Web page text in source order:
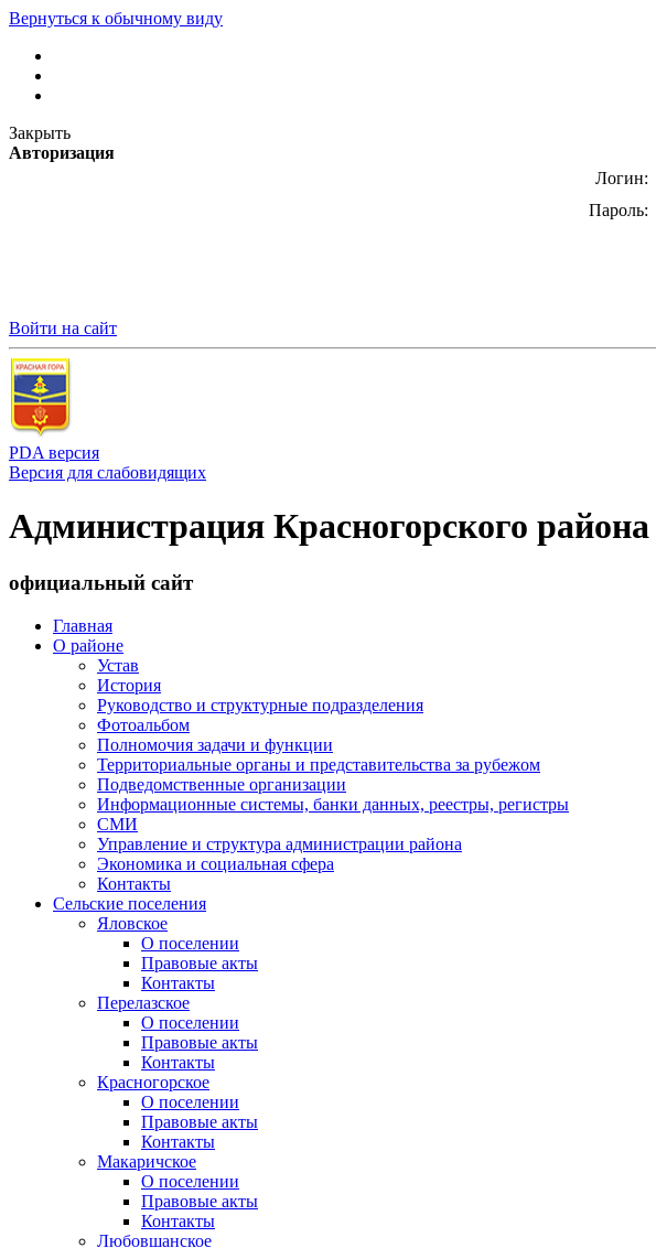
Вернуться к обычному виду
Закрыть
Авторизация
Логин:
Пароль:
Войти на сайт
PDA версия
Версия для слабовидящих
Администрация Красногорского района
официальный сайт
Главная
О районе
Устав
История
Руководство и структурные подразделения
Фотоальбом
Полномочия задачи и функции
Территориальные органы и представительства за рубежом
Подведомственные организации
Информационные системы, банки данных, реестры, регистры
СМИ
Управление и структура администрации района
Экономика и социальная сфера
Контакты
Сельские поселения
Яловское
О поселении
Правовые акты
Контакты
Перелазское
О поселении
Правовые акты
Контакты
Красногорское
О поселении
Правовые акты
Контакты
Макаричское
О поселении
Правовые акты
Контакты
Любовшанское